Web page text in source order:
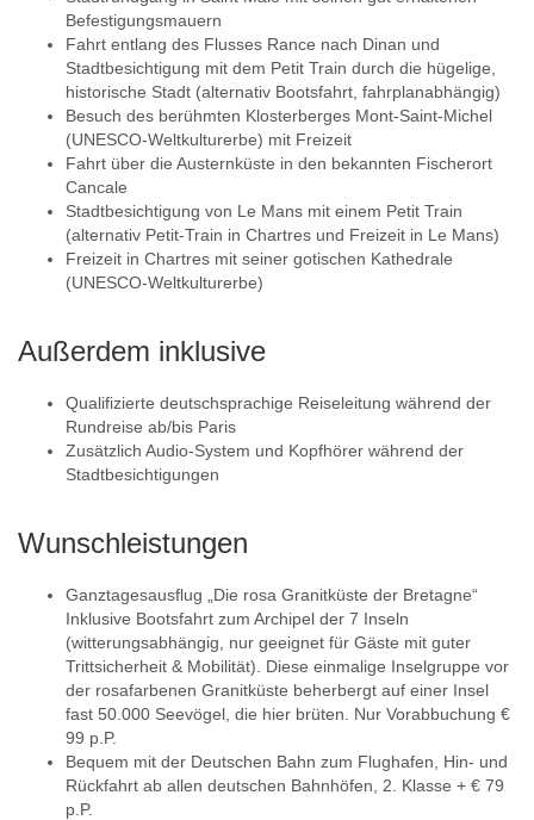
Befestigungsmauern
Fahrt entlang des Flusses Rance nach Dinan und
Stadtbesichtigung mit dem Petit Train durch die hügelige,
historische Stadt (alternativ Bootsfahrt, fahrplanabhängig)
Besuch des berühmten Klosterberges Mont-Saint-Michel
(UNESCO-Weltkulturerbe) mit Freizeit
Fahrt über die Austernküste in den bekannten Fischerort
Cancale
Stadtbesichtigung von Le Mans mit einem Petit Train
(alternativ Petit-Train in Chartres und Freizeit in Le Mans)
Freizeit in Chartres mit seiner gotischen Kathedrale
(UNESCO-Weltkulturerbe)
Außerdem inklusive
Qualifizierte deutschsprachige Reiseleitung während der
Rundreise ab/bis Paris
Zusätzlich Audio-System und Kopfhörer während der
Stadtbesichtigungen
Wunschleistungen
Ganztagesausflug „Die rosa Granitküste der Bretagne“
Inklusive Bootsfahrt zum Archipel der 7 Inseln
(witterungsabhängig, nur geeignet für Gäste mit guter
Trittsicherheit & Mobilität). Diese einmalige Inselgruppe vor
der rosafarbenen Granitküste beherbergt auf einer Insel
fast 50.000 Seevögel, die hier brüten. Nur Vorabbuchung €
99 p.P.
Bequem mit der Deutschen Bahn zum Flughafen, Hin- und
Rückfahrt ab allen deutschen Bahnhöfen, 2. Klasse + € 79
p.P.